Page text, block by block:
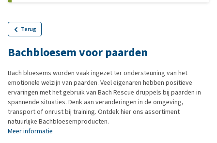
Terug
Bachbloesem voor paarden
Bach bloesems worden vaak ingezet ter ondersteuning van het
emotionele welzijn van paarden. Veel eigenaren hebben positieve
ervaringen met het gebruik van Bach Rescue druppels bij paarden in
spannende situaties. Denk aan veranderingen in de omgeving,
transport of onrust bij training. Ontdek hier ons assortiment
natuurlijke Bachbloesemproducten.
Meer informatie